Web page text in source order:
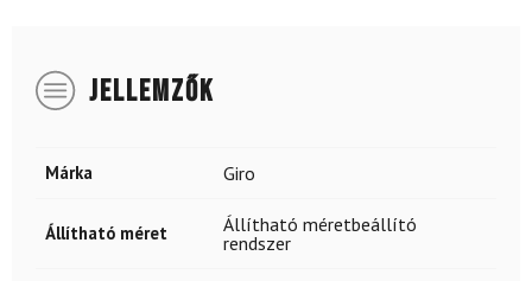
JELLEMZŐK
Márka Giro
Állítható méret
Állítható méretbeállító
rendszer